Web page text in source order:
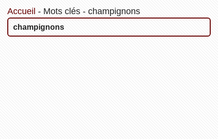
Accueil - Mots clés- champignons
champignons